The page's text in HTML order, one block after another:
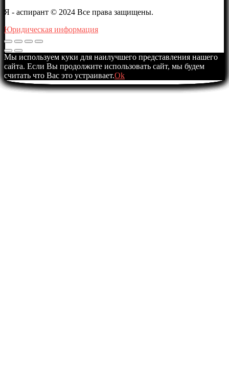
Я - аспирант © 2024 Все права защищены.
Юридическая информация
Мы используем куки для наилучшего представления нашего
сайта. Если Вы продолжите использовать сайт, мы будем
считать что Вас это устраивает.Ok